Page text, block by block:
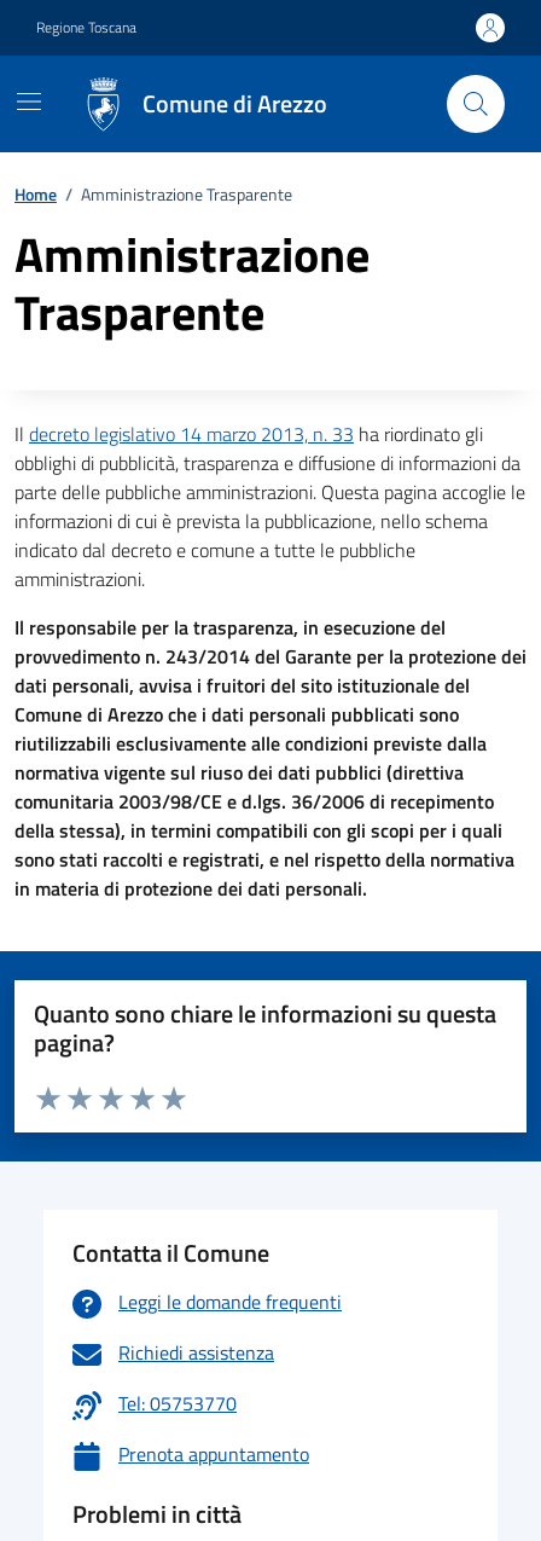
Regione Toscana
Comune di Arezzo
Home / Amministrazione Trasparente
Amministrazione
Trasparente
Descrizione completa
Il decreto legislativo 14 marzo 2013, n. 33 ha riordinato gli
obblighi di pubblicità, trasparenza e diffusione di informazioni da
parte delle pubbliche amministrazioni. Questa pagina accoglie le
informazioni di cui è prevista la pubblicazione, nello schema
indicato dal decreto e comune a tutte le pubbliche
amministrazioni.
Il responsabile per la trasparenza, in esecuzione del
provvedimento n. 243/2014 del Garante per la protezione dei
dati personali, avvisa i fruitori del sito istituzionale del
Comune di Arezzo che i dati personali pubblicati sono
riutilizzabili esclusivamente alle condizioni previste dalla
normativa vigente sul riuso dei dati pubblici (direttiva
comunitaria 2003/98/CE e d.lgs. 36/2006 di recepimento
della stessa), in termini compatibili con gli scopi per i quali
sono stati raccolti e registrati, e nel rispetto della normativa
in materia di protezione dei dati personali.
Quanto sono chiare le informazioni su questa
pagina?
Valuta da 1 a 5 stelle la pagina
Valuta 5 stelle su 5
Valuta 4 stelle su 5
Valuta 3 stelle su 5
Valuta 2 stelle su 5
Valuta 1 stelle su 5
Contatta il Comune
Leggi le domande frequenti
Richiedi assistenza
Tel: 05753770
Prenota appuntamento
Problemi in città